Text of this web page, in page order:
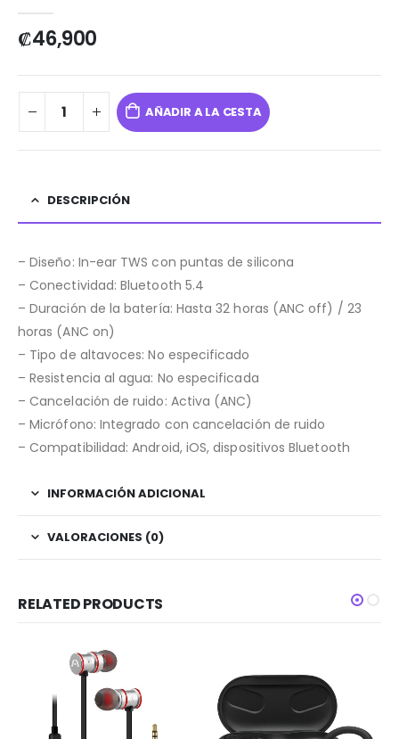
₡46,900
AÑADIR A LA CESTA
DESCRIPCIÓN
– Diseño: In-ear TWS con puntas de silicona
– Conectividad: Bluetooth 5.4
– Duración de la batería: Hasta 32 horas (ANC off) / 23
horas (ANC on)
– Tipo de altavoces: No especificado
– Resistencia al agua: No especificada
– Cancelación de ruido: Activa (ANC)
– Micrófono: Integrado con cancelación de ruido
– Compatibilidad: Android, iOS, dispositivos Bluetooth
INFORMACIÓN ADICIONAL
VALORACIONES (0)
RELATED PRODUCTS